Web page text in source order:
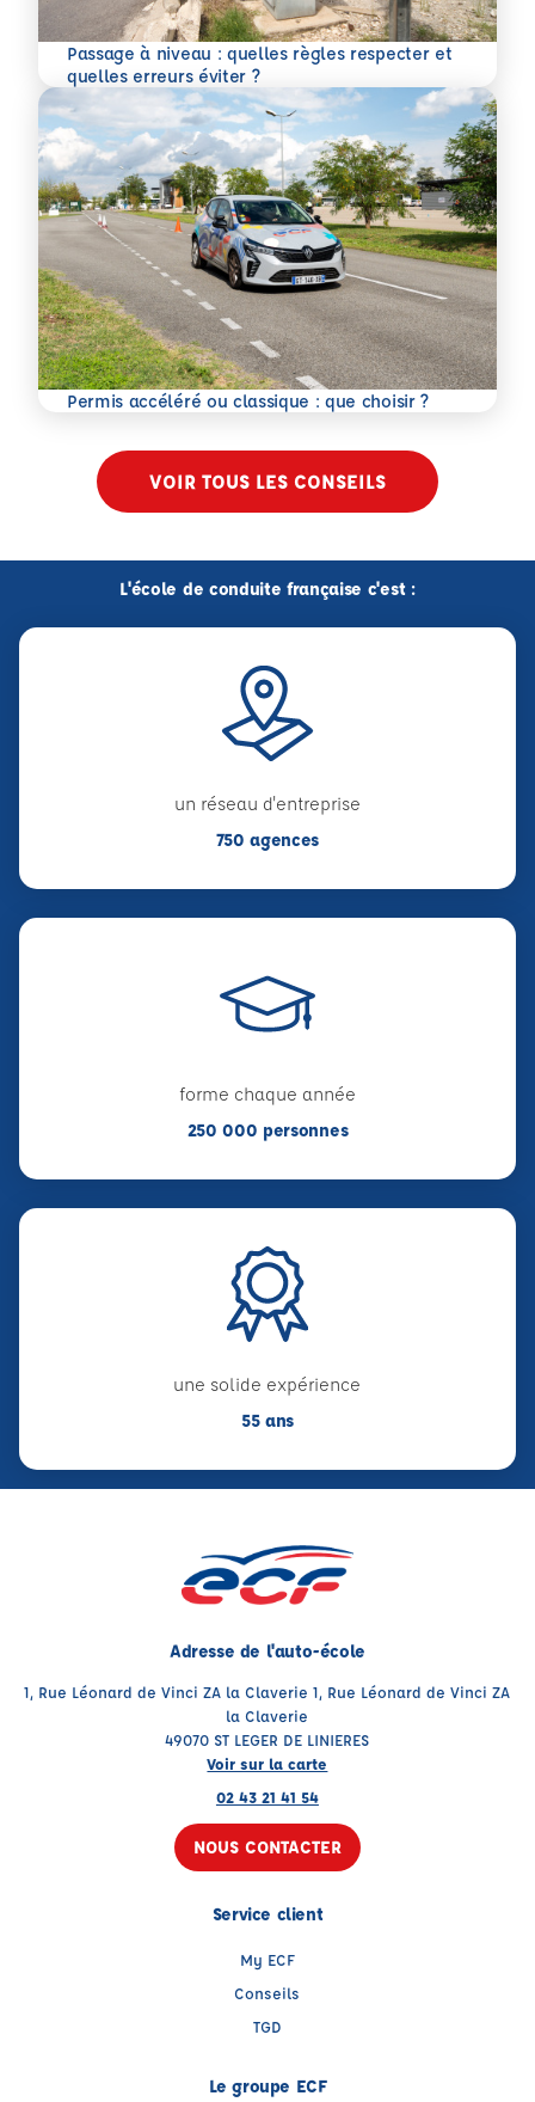
Passage à niveau : quelles règles respecter et
quelles erreurs éviter ?
En savoir plus
Permis accéléré ou classique : que choisir ?
En savoir plus
VOIR TOUS LES CONSEILS
L'école de conduite française c'est :
un réseau d'entreprise
750 agences
forme chaque année
250 000 personnes
une solide expérience
55 ans
Adresse de l'auto-école
1, Rue Léonard de Vinci ZA la Claverie 1, Rue Léonard de Vinci ZA
la Claverie
49070 ST LEGER DE LINIERES
Voir sur la carte
02 43 21 41 54
NOUS CONTACTER
Service client
My ECF
Conseils
TGD
Le groupe ECF